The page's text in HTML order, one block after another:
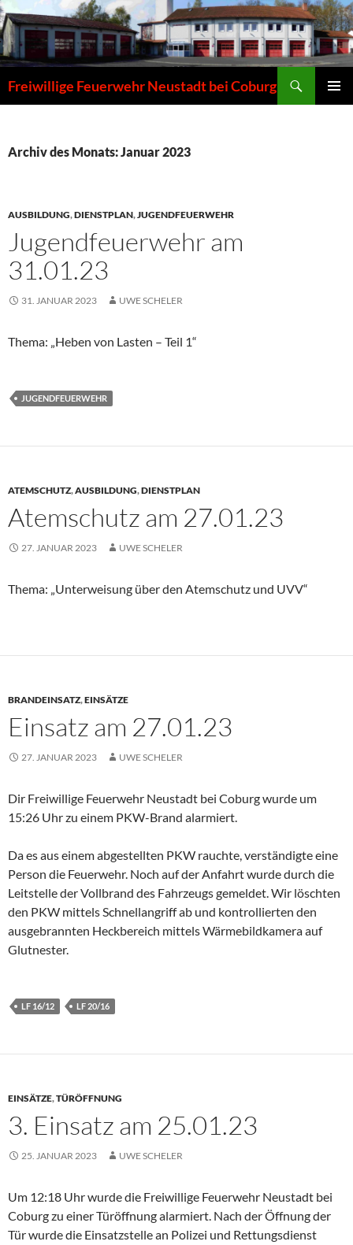
Zum
Inhalt
springen
Freiwillige Feuerwehr Neustadt bei Coburg
Archiv des Monats: Januar 2023
AUSBILDUNG,DIENSTPLAN,JUGENDFEUERWEHR
Jugendfeuerwehr am
31.01.23
31. JANUAR 2023 UWE SCHELER
Thema: „Heben von Lasten – Teil 1“
JUGENDFEUERWEHR
ATEMSCHUTZ,AUSBILDUNG,DIENSTPLAN
Atemschutz am 27.01.23
27. JANUAR 2023 UWE SCHELER
Thema: „Unterweisung über den Atemschutz und UVV“
BRANDEINSATZ,EINSÄTZE
Einsatz am 27.01.23
27. JANUAR 2023 UWE SCHELER
Dir Freiwillige Feuerwehr Neustadt bei Coburg wurde um
15:26 Uhr zu einem PKW-Brand alarmiert.
Da es aus einem abgestellten PKW rauchte, verständigte eine
Person die Feuerwehr. Noch auf der Anfahrt wurde durch die
Leitstelle der Vollbrand des Fahrzeugs gemeldet. Wir löschten
den PKW mittels Schnellangriff ab und kontrollierten den
ausgebrannten Heckbereich mittels Wärmebildkamera auf
Glutnester.
LF 16/12 LF 20/16
EINSÄTZE,TÜRÖFFNUNG
3. Einsatz am 25.01.23
25. JANUAR 2023 UWE SCHELER
Um 12:18 Uhr wurde die Freiwillige Feuerwehr Neustadt bei
Coburg zu einer Türöffnung alarmiert. Nach der Öffnung der
Tür wurde die Einsatzstelle an Polizei und Rettungsdienst